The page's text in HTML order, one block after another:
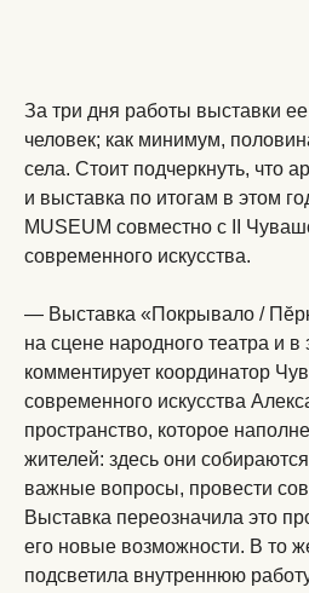
За три дня работы выставки
человек; как минимум,
села. Стоит подчеркнуть, что
и выставка по итогам в этом
MUSEUM совместно с II
современного искусства.
— Выставка «Покрывало /
на сцене народного театра и
комментирует координатор
современного искусства
пространство, которое
жителей: здесь они
важные вопросы, провести
Выставка переозначила это
его новые возможности. В то
подсветила внутреннюю